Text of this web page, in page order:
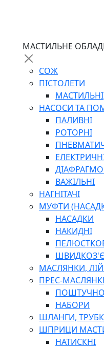
МАСТИЛЬНЕ
СОЖ
ПІСТОЛЕТИ
МАСТИЛЬНІ
НАСОСИ ТА
ПАЛИВНІ
РОТОРНІ
ВАЖІЛЬНІ
НАГНІТАЧІ
МУФТИ
НАСАДКИ
НАКИДНІ
МАСЛЯНКИ,
ПРЕС-
ПОШТУЧНО
НАБОРИ
ШЛАНГИ,
ШПРИЦИ
НАТИСКНІ